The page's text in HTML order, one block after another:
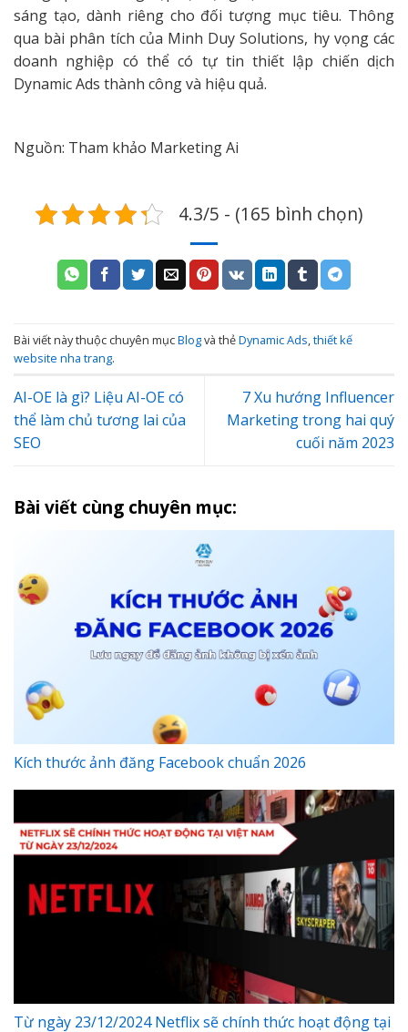
sáng tạo, dành riêng cho đối tượng mục tiêu. Thông
qua bài phân tích của Minh Duy Solutions, hy vọng các
doanh nghiệp có thể có tự tin thiết lập chiến dịch
Dynamic Ads thành công và hiệu quả.
Nguồn: Tham khảo Marketing Ai
4.3/5 - (165 bình chọn)
Bài viết này thuộc chuyên mụcBlogvà thẻDynamic Ads,thiết kế
website nha trang.
AI-OE là gì? Liệu AI-OE có
thể làm chủ tương lai của
SEO
7 Xu hướng Influencer
Marketing trong hai quý
cuối năm 2023
Bài viết cùng chuyên mục:
Kích thước ảnh đăng Facebook chuẩn 2026
Từ ngày 23/12/2024 Netflix sẽ chính thức hoạt động tại